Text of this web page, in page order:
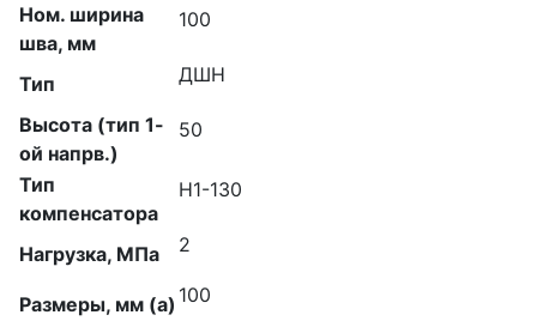
Ном. ширина
шва, мм
100
Тип ДШН
Высота (тип 1-
ой напрв.)
50
Тип
компенсатора
Н1-130
Нагрузка, МПа 2
Размеры, мм (а) 100